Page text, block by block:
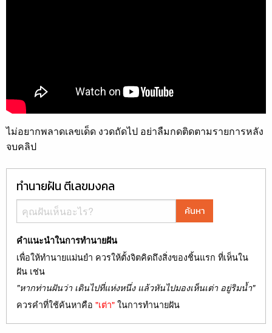
ไม่อยากพลาดเลขเด็ด งวดถัดไป อย่าลืมกดติดตามรายการหลัง
จบคลิป
ทำนายฝัน ตีเลขมงคล
ค้นหา
คำแนะนำในการทำนายฝัน
เพื่อให้ทำนายแม่นยำ ควรให้ตั้งจิตคิดถึงสิ่งของชิ้นแรก ที่เห็นใน
ฝัน เช่น
"หากท่านฝันว่า เดินไปที่แห่งหนึ่ง แล้วหันไปมองเห็นเต่า อยู่ริมน้ำ"
ควรคำที่ใช้ค้นหาคือ "เต่า"ในการทำนายฝัน